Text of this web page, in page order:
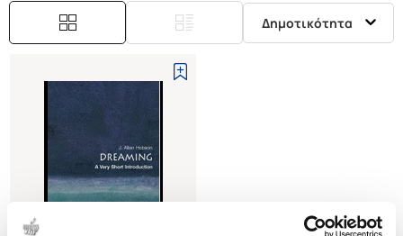
Δημοτικότητα